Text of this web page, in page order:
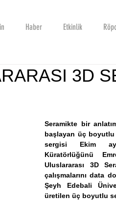
Haber Etkinlik
3D
Seramikte bir
başlayan üç boyutlu
sergisi Ekim
Küratörlüğünü
Uluslararası 3D
çalışmalarını data
Şeyh Edebali
üretilen üç boyutlu